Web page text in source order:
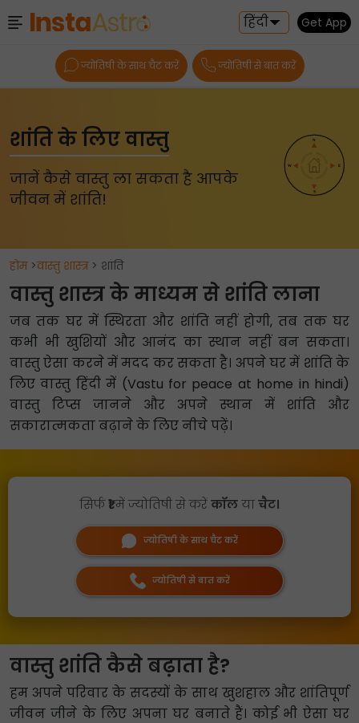
हिंदी Get App
ज्योतिषी के साथ चैट करें ज्योतिषी से बात करें
शांति के लिए वास्तु
जानें कैसे वास्तु ला सकता है आपके
जीवन में शांति!
होम>वास्तु शास्त्र> शांति
वास्तु शास्त्र के माध्यम से शांति लाना
जब तक घर में स्थिरता और शांति नहीं होगी, तब तक घर
कभी भी खुशियों और आनंद का स्थान नहीं बन सकता।
वास्तु ऐसा करने में मदद कर सकता है। अपने घर में शांति के
लिए वास्तु हिंदी में (Vastu for peace at home in hindi)
वास्तु टिप्स जानने और अपने स्थान में शांति और
सकारात्मकता बढ़ाने के लिए नीचे पढ़ें।
सिर्फ₹1में ज्योतिषी से करेंकॉलयाचैट।
ज्योतिषी के साथ चैट करें
ज्योतिषी से बात करें
वास्तु शांति कैसे बढ़ाता है?
हम अपने परिवार के सदस्यों के साथ खुशहाल और शांतिपूर्ण
जीवन जीने के लिए अपना घर बनाते हैं। कोई भी ऐसा घर